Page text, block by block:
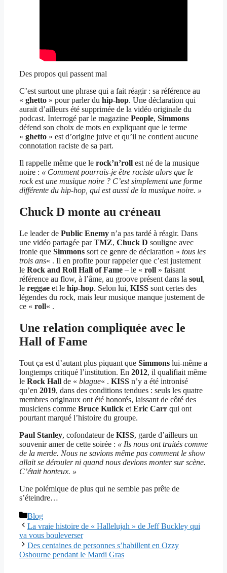
Des propos qui passent mal
C’est surtout une phrase qui a fait réagir : sa référence au
« ghetto » pour parler du hip-hop. Une déclaration qui
aurait d’ailleurs été supprimée de la vidéo originale du
podcast. Interrogé par le magazine People, Simmons
défend son choix de mots en expliquant que le terme
« ghetto » est d’origine juive et qu’il ne contient aucune
connotation raciste de sa part.
Il rappelle même que le rock’n’roll est né de la musique
noire : « Comment pourrais-je être raciste alors que le
rock est une musique noire ? C’est simplement une forme
différente du hip-hop, qui est aussi de la musique noire. »
Chuck D monte au créneau
Le leader de Public Enemy n’a pas tardé à réagir. Dans
une vidéo partagée parTMZ, Chuck D souligne avec
ironie que Simmons sort ce genre de déclaration « tous les
trois ans« . Il en profite pour rappeler que c’est justement
le Rock and Roll Hall of Fame – le « roll » faisant
référence au flow, à l’âme, au groove présent dans la soul,
le reggae et le hip-hop. Selon lui, KISS sont certes des
légendes du rock, mais leur musique manque justement de
ce « roll« .
Une relation compliquée avec le
Hall of Fame
Tout ça est d’autant plus piquant que Simmons lui-même a
longtemps critiqué l’institution. En 2012, il qualifiait même
le Rock Hall de « blague« . KISS n’y a été intronisé
qu’en 2019, dans des conditions tendues : seuls les quatre
membres originaux ont été honorés, laissant de côté des
musiciens comme Bruce Kulick et Eric Carr qui ont
pourtant marqué l’histoire du groupe.
Paul Stanley, cofondateur de KISS, garde d’ailleurs un
souvenir amer de cette soirée : « Ils nous ont traités comme
de la merde. Nous ne savions même pas comment le show
allait se dérouler ni quand nous devions monter sur scène.
C’était honteux. »
Une polémique de plus qui ne semble pas prête de
s’éteindre…
Catégories
Blog
La vraie histoire de « Hallelujah » de Jeff Buckley qui
va vous bouleverser
Des centaines de personnes s’habillent en Ozzy
Osbourne pendant le Mardi Gras